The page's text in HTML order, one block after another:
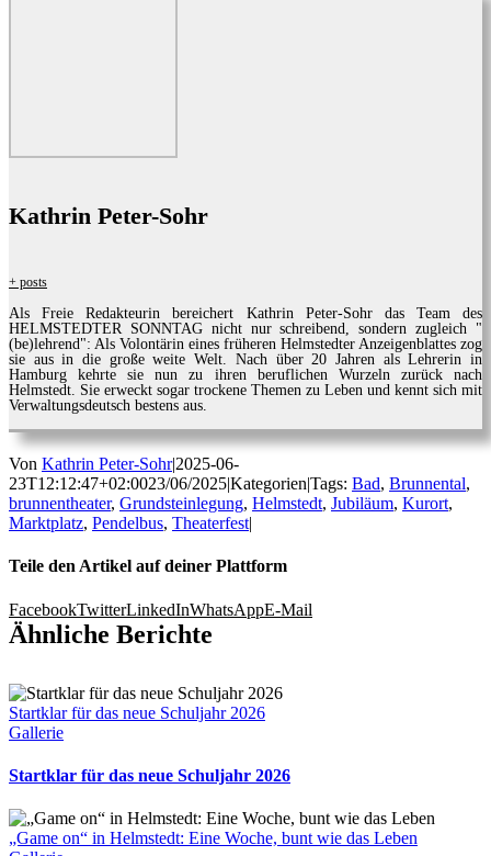
Kathrin Peter-Sohr
+ posts
Als Freie Redakteurin bereichert Kathrin Peter-Sohr das Team des
HELMSTEDTER SONNTAG nicht nur schreibend, sondern zugleich "
(be)lehrend": Als Volontärin eines früheren Helmstedter Anzeigenblattes zog
sie aus in die große weite Welt. Nach über 20 Jahren als Lehrerin in
Hamburg kehrte sie nun zu ihren beruflichen Wurzeln zurück nach
Helmstedt. Sie erweckt sogar trockene Themen zu Leben und kennt sich mit
Verwaltungsdeutsch bestens aus.
Von Kathrin Peter-Sohr|2025-06-
23T12:12:47+02:0023/06/2025|Kategorien|Tags: Bad, Brunnental,
brunnentheater, Grundsteinlegung, Helmstedt, Jubiläum, Kurort,
Marktplatz, Pendelbus, Theaterfest|
Teile den Artikel auf deiner Plattform
FacebookTwitterLinkedInWhatsAppE-Mail
Ähnliche Berichte
Startklar für das neue Schuljahr 2026
Gallerie
Startklar für das neue Schuljahr 2026
„Game on“ in Helmstedt: Eine Woche, bunt wie das Leben